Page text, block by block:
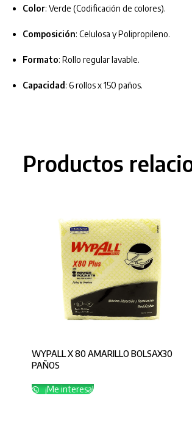
Color: Verde (Codificación de colores).
Composición: Celulosa y Polipropileno.
Formato: Rollo regular lavable.
Capacidad : 6 rollos x 150 paños.
Productos
WYPALL X 80 AMARILLO BOLSAX30
PAÑOS
¡Me interesa!